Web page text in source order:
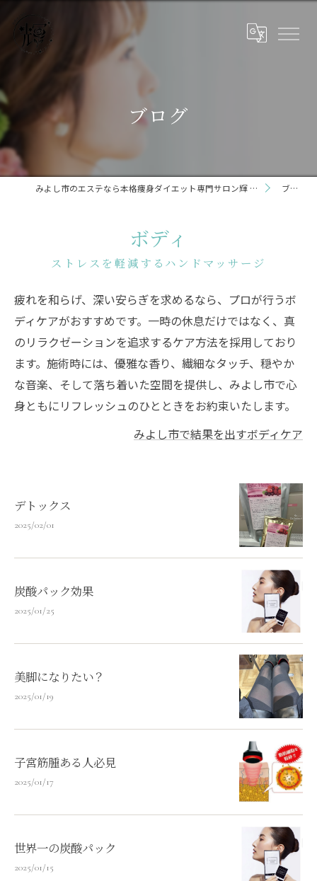
ブログ
みよし市のエステなら本格痩身ダイエット専門サロン輝 らいと 三好店 ブログ
ボディ
ストレスを軽減するハンドマッサージ
疲れを和らげ、深い安らぎを求めるなら、プロが行うボ
ディケアがおすすめです。一時の休息だけではなく、真
のリラクゼーションを追求するケア方法を採用しており
ます。施術時には、優雅な香り、繊細なタッチ、穏やか
な音楽、そして落ち着いた空間を提供し、みよし市で心
身ともにリフレッシュのひとときをお約束いたします。
みよし市で結果を出すボディケア
デトックス
2025/02/01
炭酸パック効果
2025/01/25
美脚になりたい？
2025/01/19
子宮筋腫ある人必見
2025/01/17
世界一の炭酸パック
2025/01/15